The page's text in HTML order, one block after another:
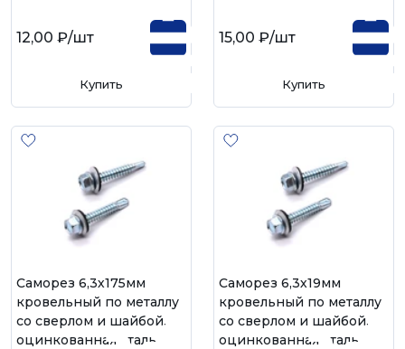
12,00 ₽/шт
Купить
15,00 ₽/шт
Купить
Саморез 6,3х175мм
кровельный по металлу
со сверлом и шайбой,
оцинкованная сталь
Саморез 6,3х19мм
кровельный по металлу
со сверлом и шайбой,
оцинкованная сталь